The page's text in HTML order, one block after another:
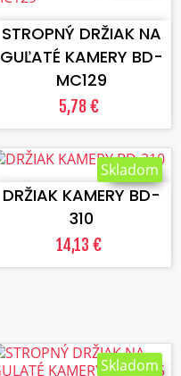
STROPNÝ DRŽIAK NA
GUĽATÉ KAMERY BD-
MC129
5,78 €
VLOŽIŤ DO KOŠÍKA
DRŽIAK KAMERY BD-
310
14,13 €
Skladom
VLOŽIŤ DO KOŠÍKASkladom